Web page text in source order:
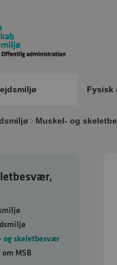
Fysisk
Muskel- og
og skeletbesvær
MSB